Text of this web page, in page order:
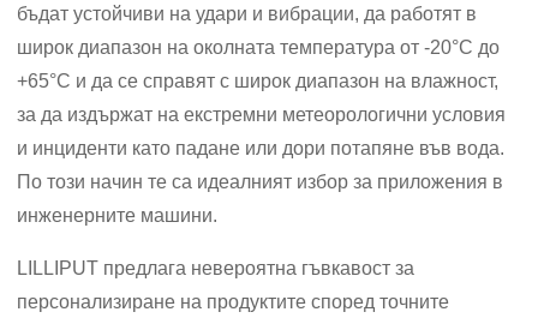
бъдат устойчиви на удари и вибрации, да работят в
широк диапазон на околната температура от -20°C до
+65°C и да се справят с широк диапазон на влажност,
за да издържат на екстремни метеорологични условия
и инциденти като падане или дори потапяне във вода.
По този начин те са идеалният избор за приложения в
инженерните машини.
LILLIPUT предлага невероятна гъвкавост за
персонализиране на продуктите според точните